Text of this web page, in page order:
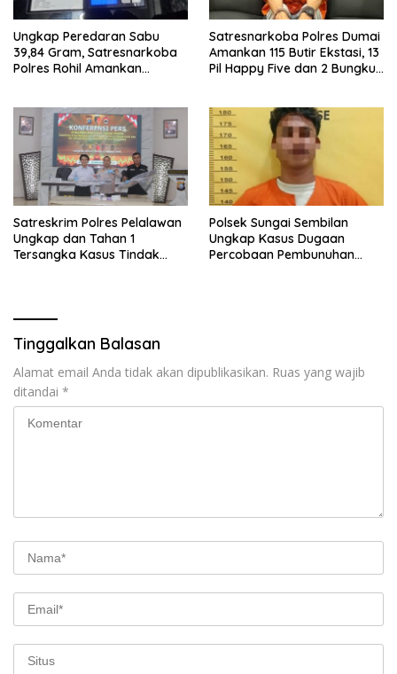
Ungkap Peredaran Sabu
39,84 Gram, Satresnarkoba
Polres Rohil Amankan
Satresnarkoba Polres Dumai
Amankan 115 Butir Ekstasi, 13
Pil Happy Five dan 2 Bungkus
Satreskrim Polres Pelalawan
Ungkap dan Tahan 1
Tersangka Kasus Tindak
Polsek Sungai Sembilan
Ungkap Kasus Dugaan
Percobaan Pembunuhan
Tinggalkan Balasan
Alamat email Anda tidak akan dipublikasikan. Ruas yang wajib
ditandai *